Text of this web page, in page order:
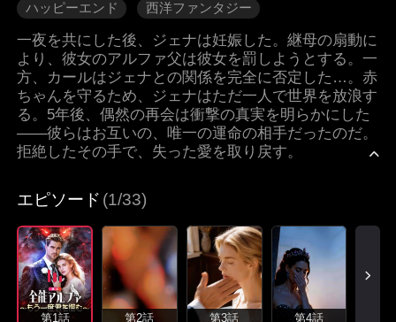
ハッピーエンド
西洋ファンタジー
一夜を共にした後、ジェナは妊娠した。継母の扇動に
より、彼女のアルファ父は彼女を罰しようとする。一
方、カールはジェナとの関係を完全に否定した…。赤
ちゃんを守るため、ジェナはただ一人で世界を放浪す
る。5年後、偶然の再会は衝撃の真実を明らかにした
――彼らはお互いの、唯一の運命の相手だったのだ。
拒絶したその手で、失った愛を取り戻す。
エピソード (1/33)
第1話 第2話 第3話 第4話